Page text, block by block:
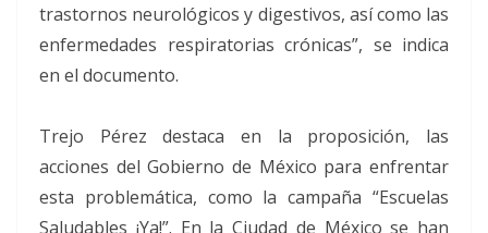
trastornos neurológicos y digestivos, así como las
enfermedades respiratorias crónicas”, se indica
en el documento.
Trejo Pérez destaca en la proposición, las
acciones del Gobierno de México para enfrentar
esta problemática, como la campaña “Escuelas
Saludables ¡Ya!”. En la Ciudad de México se han